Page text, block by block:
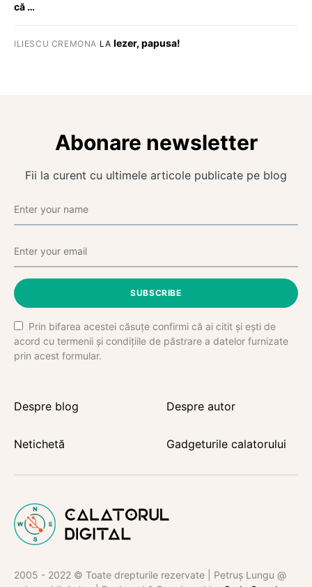
că …
ILIESCU CREMONA LA Iezer, papusa!
Abonare newsletter
Fii la curent cu ultimele articole publicate pe blog
SUBSCRIBE
Prin bifarea acestei căsuțe confirmi că ai citit și ești de
acord cu termenii și condițiile de păstrare a datelor furnizate
prin acest formular.
Despre blog Despre autor
Netichetă Gadgeturile calatorului
2005 - 2022 © Toate drepturile rezervate | Petruș Lungu @